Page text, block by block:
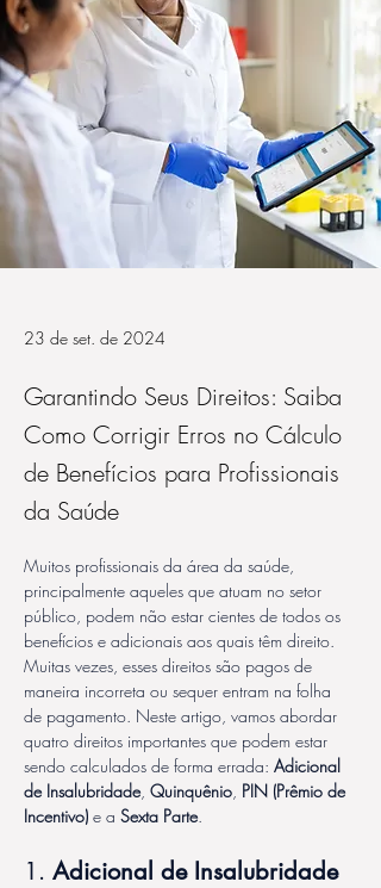
23 de set. de 2024
Garantindo Seus Direitos: Saiba
Como Corrigir Erros no Cálculo
de Benefícios para Profissionais
da Saúde
Muitos profissionais da área da saúde,
principalmente aqueles que atuam no setor
público, podem não estar cientes de todos os
benefícios e adicionais aos quais têm direito.
Muitas vezes, esses direitos são pagos de
maneira incorreta ou sequer entram na folha
de pagamento. Neste artigo, vamos abordar
quatro direitos importantes que podem estar
sendo calculados de forma errada: Adicional
de Insalubridade, Quinquênio, PIN (Prêmio de
Incentivo) e a Sexta Parte.
1. Adicional de Insalubridade